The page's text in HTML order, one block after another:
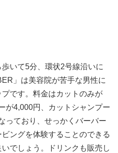
いて5分、環状2号線沿いに
」は美容院が苦手な男性に
です。料金はカットのみが
が4,000円、カットシャンプー
っており、せっかくバーバー
ングを体験することのできる
でしょう。ドリンクも販売し